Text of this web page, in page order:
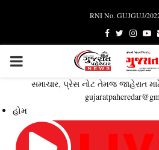
RNI No. GUJGUJ/
Facebook
Twitter
PRIMARY
MENU
સમાચાર, પ્રેસ નોટ તેમજ જાહેરાત
હોમ